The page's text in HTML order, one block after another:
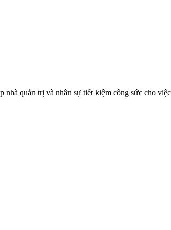
quản trị và nhân sự tiết kiệm công sức cho việc